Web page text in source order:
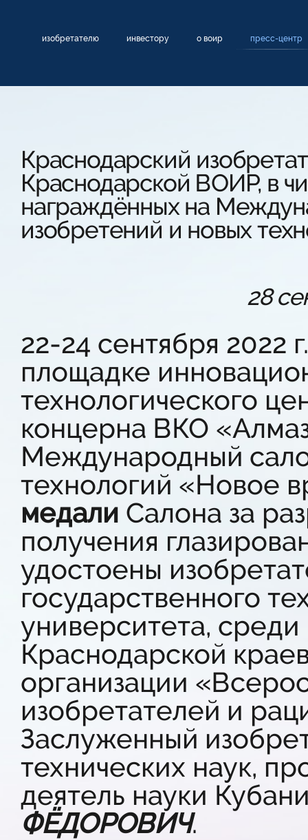
изобретателю инвестору о воир пресс-центр
Краснодарский
Краснодарской ВОИР, в
награждённых на
изобретений и новых
28
22-24 сентября 2022
площадке
технологического
концерна ВКО
Международный
технологий «Новое
медали Салона за
получения
удостоены
государственного
университета,
Краснодарской
организации
изобретателей и
Заслуженный
технических наук,
деятель науки
ФЁДОРОВИЧ.